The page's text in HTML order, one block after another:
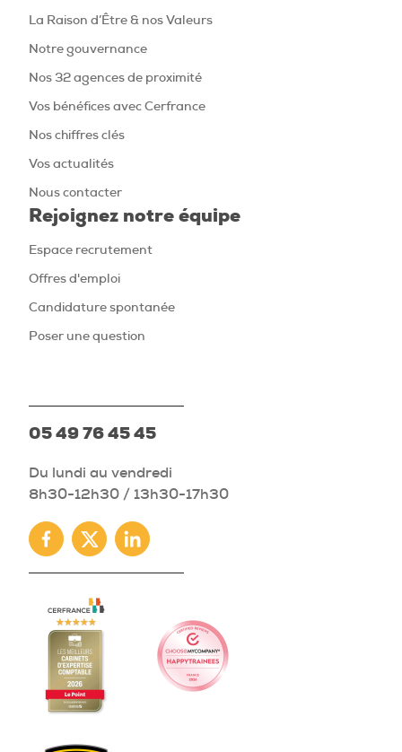
La Raison d’Être & nos Valeurs
Notre gouvernance
Nos 32 agences de proximité
Vos bénéfices avec Cerfrance
Nos chiffres clés
Vos actualités
Nous contacter
Rejoignez notre équipe
Espace recrutement
Offres d'emploi
Candidature spontanée
Poser une question
05 49 76 45 45
Du lundi au vendredi
8h30-12h30 / 13h30-17h30
Facebook
TwitterLinkedin